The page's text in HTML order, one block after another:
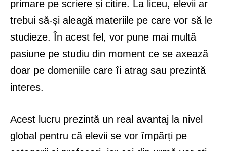
primare pe scriere și citire. La liceu, elevii ar
trebui să-și aleagă materiile pe care vor să le
studieze. În acest fel, vor pune mai multă
pasiune pe studiu din moment ce se axează
doar pe domeniile care îi atrag sau prezintă
interes.
Acest lucru prezintă un real avantaj la nivel
global pentru că elevii se vor împărți pe